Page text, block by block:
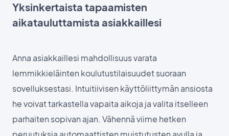
Yksinkertaista tapaamisten
aikatauluttamista asiakkaillesi
Anna asiakkaillesi mahdollisuus varata
lemmikkieläinten koulutustilaisuudet suoraan
sovelluksestasi. Intuitiivisen käyttöliittymän ansiosta
he voivat tarkastella vapaita aikoja ja valita itselleen
parhaiten sopivan ajan. Vähennä viime hetken